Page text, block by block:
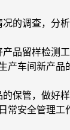
况的调查，分
品留样检测
产车间新产品
保管，做好
常安全管理工